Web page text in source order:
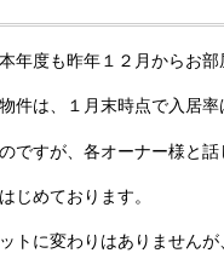
年度も昨年１２月からお
件は、１月末時点で入居率
ですが、各オーナー様と
じめております。
トに変わりはありません